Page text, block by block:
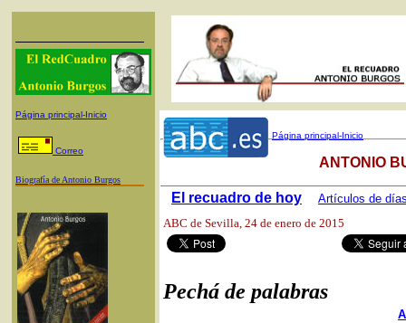
Página principal-Inicio
Correo
Biografía de Antonio Burgos
Página principal-Inicio
El recuadro de hoy Artículos de
ANTONIO
ABC de Sevilla, 24 de enero de 2015
Pechá de palabras